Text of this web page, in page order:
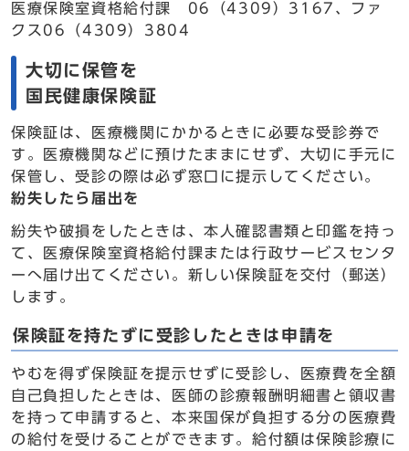
医療保険室資格給付課 06（4309）3167、ファ
クス06（4309）3804
大切に保管を
国民健康保険証
保険証は、医療機関にかかるときに必要な受診券で
す。医療機関などに預けたままにせず、大切に手元に
保管し、受診の際は必ず窓口に提示してください。
紛失したら届出を
紛失や破損をしたときは、本人確認書類と印鑑を持っ
て、医療保険室資格給付課または行政サービスセンタ
ーへ届け出てください。新しい保険証を交付（郵送）
します。
保険証を持たずに受診したときは申請を
やむを得ず保険証を提示せずに受診し、医療費を全額
自己負担したときは、医師の診療報酬明細書と領収書
を持って申請すると、本来国保が負担する分の医療費
の給付を受けることができます。給付額は保険診療に